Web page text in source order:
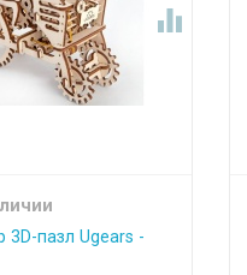

3D-пазл Ugears -